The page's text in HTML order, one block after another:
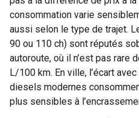
consommation varie
aussi selon le type de trajet.
90 ou 110 ch) sont réputés
autoroute, où il n’est pas rare
L/100 km. En ville, l’écart
diesels modernes
plus sensibles à